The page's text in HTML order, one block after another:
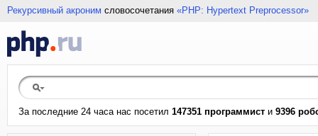
Рекурсивный акроним словосочетания «PHP: Hypertext Preprocessor»
За последние 24 часа нас посетил 147351 программист и 9396